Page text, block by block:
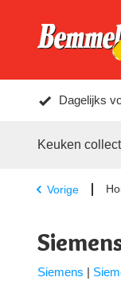
Dagelijks
Keuken
Vorige
Siemens |